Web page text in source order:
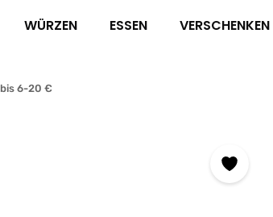
WÜRZEN ESSEN VERSCHENKEN
bis 6-20 €